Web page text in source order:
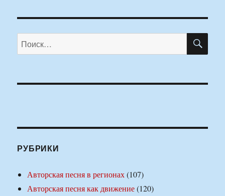
Искать:
РУБРИКИ
Авторская песня в регионах(107)
Авторская песня как движение(120)